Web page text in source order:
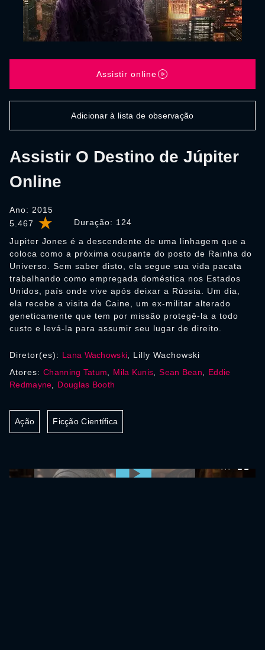
5.467 Duração: 124
Assistir O Destino de Júpiter
Online
Ano: 2015
Jupiter Jones é a descendente de uma linhagem que a
coloca como a próxima ocupante do posto de Rainha do
Universo. Sem saber disto, ela segue sua vida pacata
trabalhando como empregada doméstica nos Estados
Unidos, país onde vive após deixar a Rússia. Um dia,
ela recebe a visita de Caine, um ex-militar alterado
geneticamente que tem por missão protegê-la a todo
custo e levá-la para assumir seu lugar de direito.
Assistir online
Adicionar à lista de observação
Diretor(es): Lana Wachowski , Lilly Wachowski
Atores: Channing Tatum Mila Kunis ,Sean Bean
Eddie
Redmayne
Douglas Booth
Ação Ficção Científica